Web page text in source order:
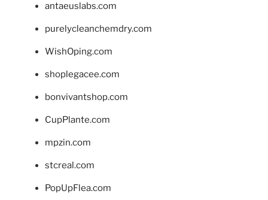
antaeuslabs.com
purelycleanchemdry.com
WishOping.com
shoplegacee.com
bonvivantshop.com
CupPlante.com
mpzin.com
stcreal.com
PopUpFlea.com